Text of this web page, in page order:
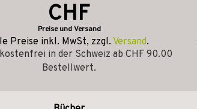
CHF
Preise und Versand
Preise inkl. MwSt, zzgl. Versand.
in der Schweiz ab CHF 90.00
Bestellwert.